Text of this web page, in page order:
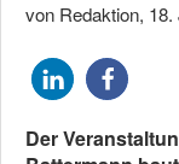
von Redaktion, 18.
Der